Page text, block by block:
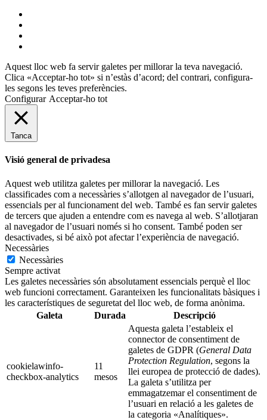
Aquest lloc web fa servir galetes per millorar la teva navegació.
Clica «Acceptar-ho tot» si n’estàs d’acord; del contrari, configura-
les segons les teves preferències.
Configurar Acceptar-ho tot
Tanca
Visió general de privadesa
Aquest web utilitza galetes per millorar la navegació. Les
classificades com a necessàries s’allotgen al navegador de l’usuari,
essencials per al funcionament del web. També es fan servir galetes
de tercers que ajuden a entendre com es navega al web. S’allotjaran
al navegador de l’usuari només si ho consent. També poden ser
desactivades, si bé això pot afectar l’experiència de navegació.
Necessàries
Necessàries
Sempre activat
Les galetes necessàries són absolutament essencials perquè el lloc
web funcioni correctament. Garanteixen les funcionalitats bàsiques i
les característiques de seguretat del lloc web, de forma anònima.
Galeta
Durada Descripció
cookielawinfo-
checkbox-analytics
11
mesos
Aquesta galeta l’estableix el
connector de consentiment de
galetes de GDPR (General Data
Protection Regulation, segons la
llei europea de protecció de dades).
La galeta s’utilitza per
emmagatzemar el consentiment de
l’usuari en relació a les galetes de
la categoria «Analítiques».